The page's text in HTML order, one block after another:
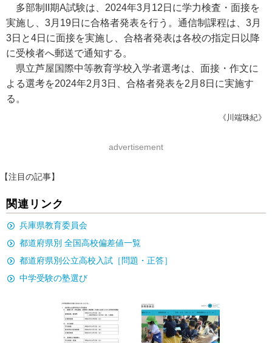
多部制II期A試験は、2024年3月12日に学力検査・面接を
実施し、3月19日に合格者発表を行う。通信制課程は、3月
3日と4日に面接を実施し、合格者発表は各校の指定日以降
に受検者へ郵送で通知する。
県立芦屋国際中等教育学校入学者選考は、面接・作文に
よる選考を2024年2月3日、合格者発表を2月8日に実施す
る。
《川端珠紀》
advertisement
【注目の記事】
関連リンク
兵庫県教育委員会
都道府県別 全国高校偏差値一覧
都道府県別公立高校入試［問題・正答］
中学受験の塾選び